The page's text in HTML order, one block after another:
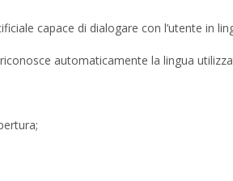
capace di dialogare con l’utente in
automaticamente la lingua